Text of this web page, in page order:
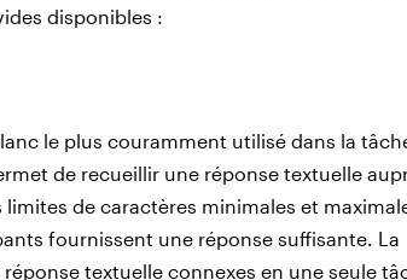
disponibles :
le plus couramment utilisé dans la
de recueillir une réponse textuelle
de caractères minimales et
fournissent une réponse suffisante. La
textuelle connexes en une seule